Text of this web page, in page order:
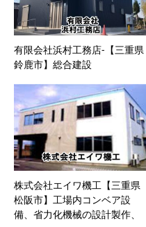
有限会社浜村工務店-【三重県
鈴鹿市】総合建設
株式会社エイワ機工【三重県
松阪市】工場内コンベア設
備、省力化機械の設計製作、